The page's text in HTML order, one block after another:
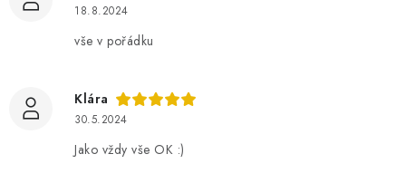
18.8.2024
vše v pořádku
Klára
30.5.2024
Jako vždy vše OK :)